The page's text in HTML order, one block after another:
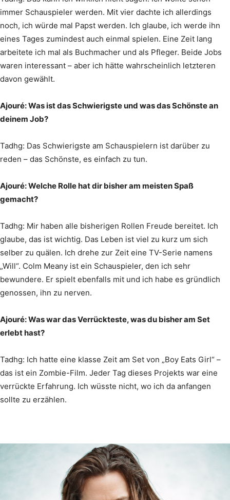
immer Schauspieler werden. Mit vier dachte ich allerdings
noch, ich würde mal Papst werden. Ich glaube, ich werde ihn
eines Tages zumindest auch einmal spielen. Eine Zeit lang
arbeitete ich mal als Buchmacher und als Pfleger. Beide Jobs
waren interessant – aber ich hätte wahrscheinlich letzteren
davon gewählt.
Ajouré: Was ist das Schwierigste und was das Schönste an
deinem Job?
Tadhg: Das Schwierigste am Schauspielern ist darüber zu
reden – das Schönste, es einfach zu tun.
Ajouré: Welche Rolle hat dir bisher am meisten Spaß
gemacht?
Tadhg: Mir haben alle bisherigen Rollen Freude bereitet. Ich
glaube, das ist wichtig. Das Leben ist viel zu kurz um sich
selber zu quälen. Ich drehe zur Zeit eine TV-Serie namens
„Will“. Colm Meany ist ein Schauspieler, den ich sehr
bewundere. Er spielt ebenfalls mit und ich habe es gründlich
genossen, ihn zu nerven.
Ajouré: Was war das Verrückteste, was du bisher am Set
erlebt hast?
Tadhg: Ich hatte eine klasse Zeit am Set von „Boy Eats Girl“ –
das ist ein Zombie-Film. Jeder Tag dieses Projekts war eine
verrückte Erfahrung. Ich wüsste nicht, wo ich da anfangen
sollte zu erzählen.